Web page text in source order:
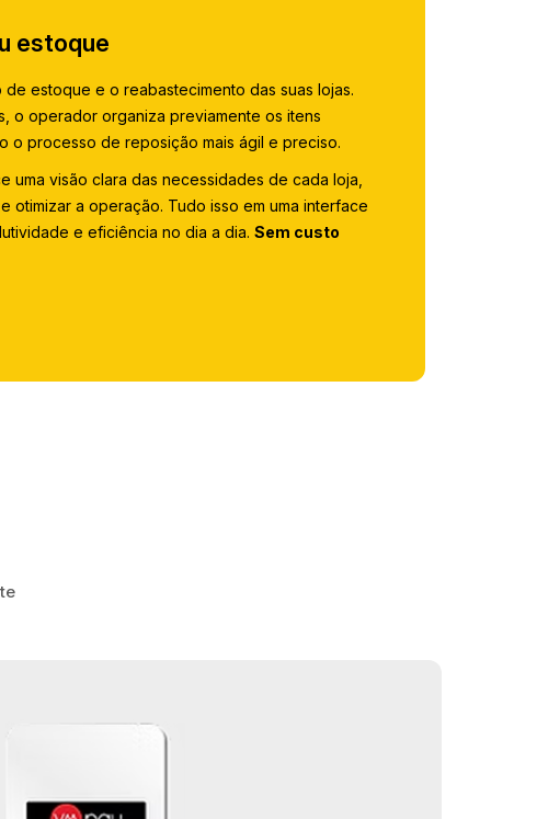
estoque
estoque e o reabastecimento das suas lojas.
o operador organiza previamente os itens
o processo de reposição mais ágil e preciso.
visão clara das necessidades de cada loja,
otimizar a operação. Tudo isso em uma interface
e eficiência no dia a dia. Sem custo